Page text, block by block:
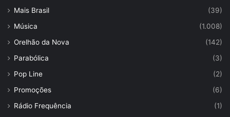
Mais Brasil
(39)
Música
(1.008)
Orelhão da Nova
(142)
Parabólica
(3)
Pop Line
(2)
Promoções
(6)
Rádio Frequência
(1)